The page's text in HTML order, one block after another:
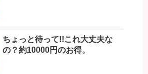
ちょっと待って!!これ大丈夫な
の？約10000円のお得。